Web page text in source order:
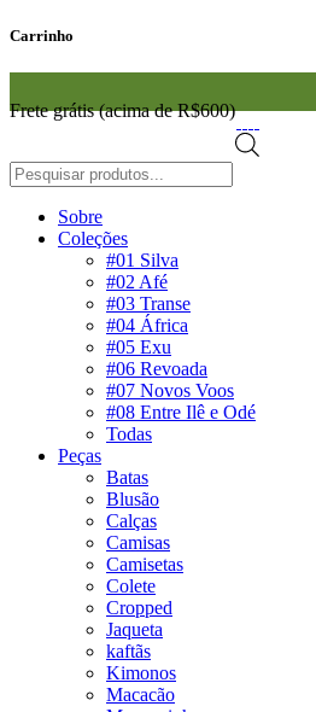
Carrinho
Frete grátis (acima de R$600)
produtos
Sobre
Coleções
#01 Silva
#02 Afé
#03 Transe
#04 África
#05 Exu
#06 Revoada
#07 Novos Voos
#08 Entre Ilê e Odé
Todas
Peças
Batas
Blusão
Calças
Camisas
Camisetas
Colete
Cropped
Jaqueta
kaftãs
Kimonos
Macacão